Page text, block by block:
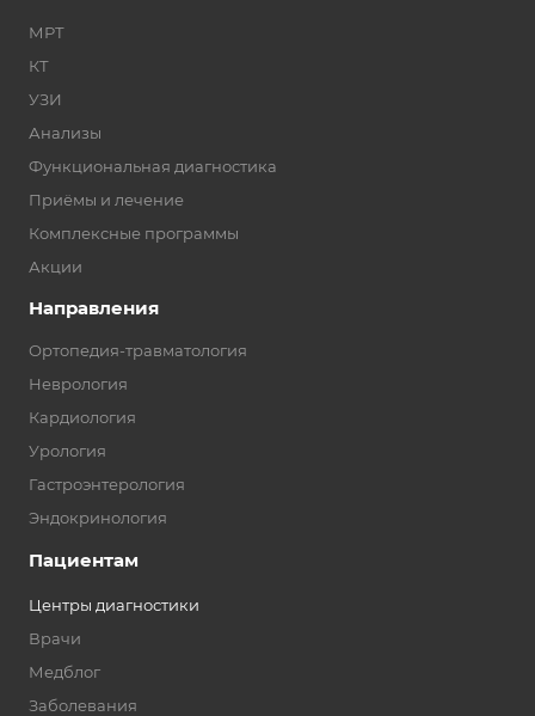
МРТ
КТ
УЗИ
Анализы
Функциональная диагностика
Приёмы и лечение
Комплексные программы
Акции
Направления
Ортопедия-травматология
Неврология
Кардиология
Урология
Гастроэнтерология
Эндокринология
Пациентам
Центры диагностики
Врачи
Медблог
Заболевания